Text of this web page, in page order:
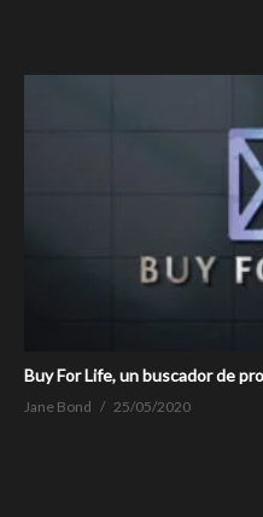
Buy For Life, un buscador de
Jane Bond 25/05/2020